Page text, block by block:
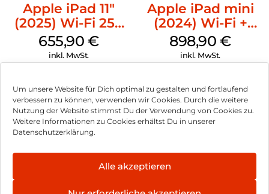
Um unsere Website für Dich optimal zu gestalten und fortlaufend
verbessern zu können, verwenden wir Cookies. Durch die weitere
Nutzung der Website stimmst Du der Verwendung von Cookies zu.
Weitere Informationen zu Cookies erhältst Du in unserer
Datenschutzerklärung.
Alle akzeptieren
Apple iPad 11″
(2025) Wi-Fi 256
GB Silber
655,90€
inkl. MwSt.
Apple iPad mini
(2024) Wi-Fi +
Cellular 256 GB
Space Grau
898,90€
inkl. MwSt.
Impressum